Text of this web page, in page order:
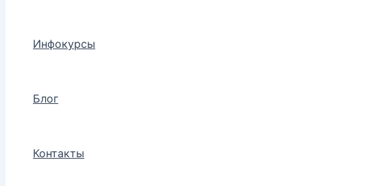
Инфокурсы
Блог
Контакты